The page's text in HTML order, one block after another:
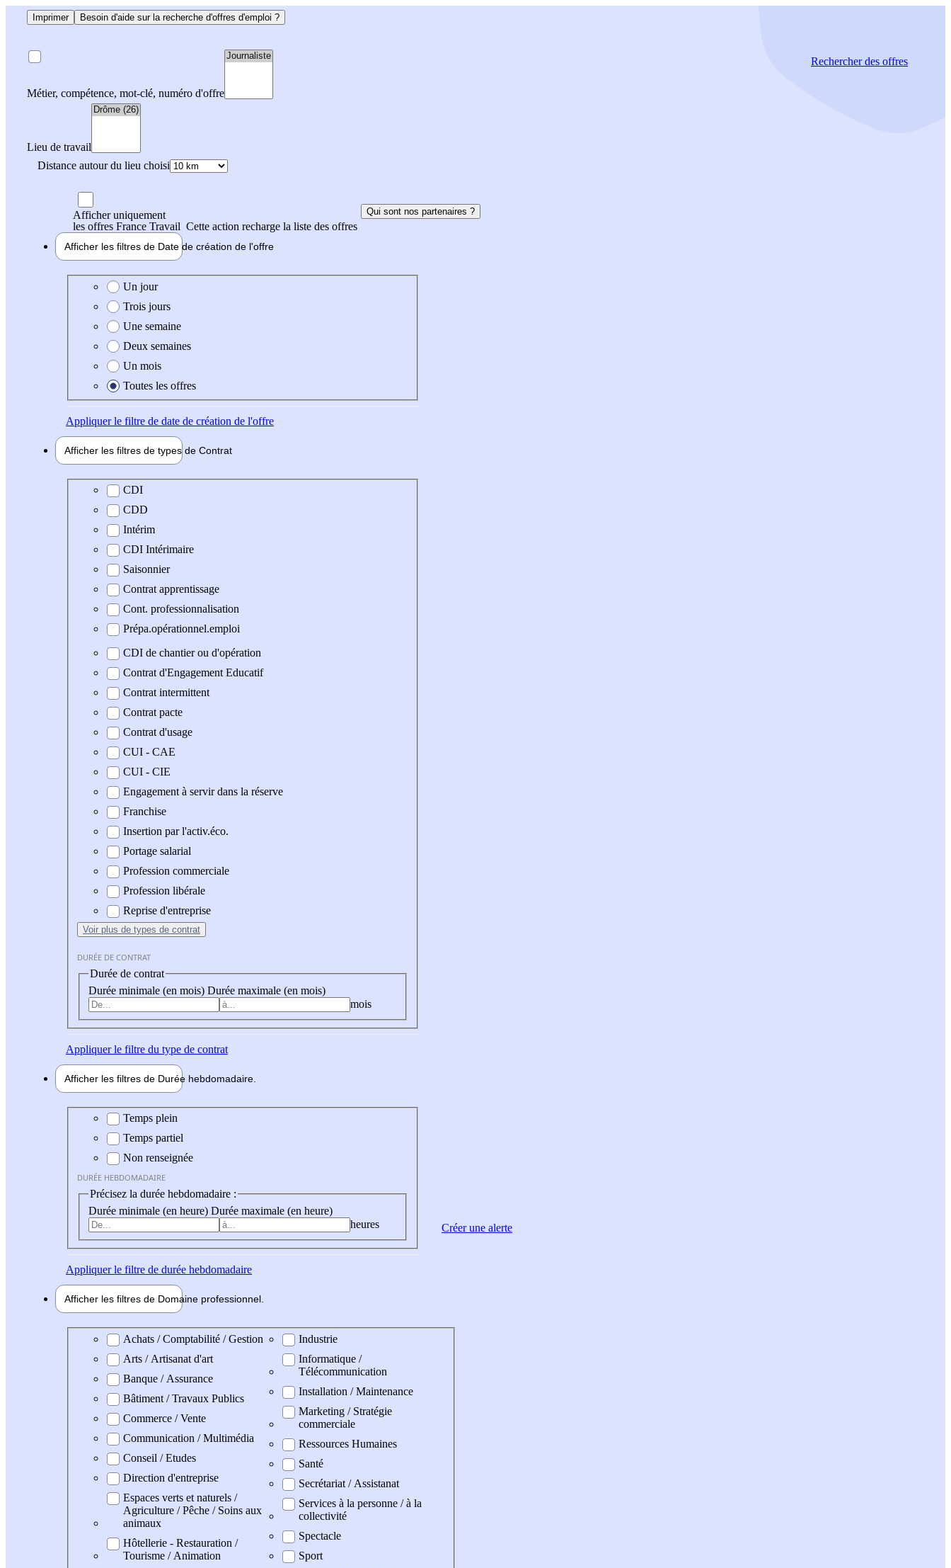
Imprimer Besoin d'aide sur la recherche d'offres d'emploi ?
Métier, compétence, mot-clé, numéro d'offre
Lieu de travail
Distance autour du lieu choisi
Rechercherdes offres
Afficher uniquement
les offres France Travail Cette action recharge la liste des offres
Qui sont nos partenaires ?
Afficher les filtres de Date de création de l'offre
Date de création de l'offre
Un jour
Trois jours
Une semaine
Deux semaines
Un mois
Toutes les offres
Appliquerle filtre de date de création de l'offre
Afficher les filtres de types de Contrat
Type de contrat
CDI
CDD
Intérim
CDI Intérimaire
Saisonnier
Contrat apprentissage
Cont. professionnalisation
Prépa.opérationnel.emploi
CDI de chantier ou d'opération
Contrat d'Engagement Educatif
Contrat intermittent
Contrat pacte
Contrat d'usage
CUI - CAE
CUI - CIE
Engagement à servir dans la réserve
Franchise
Insertion par l'activ.éco.
Portage salarial
Profession commerciale
Profession libérale
Reprise d'entreprise
Voir plus de types de contrat
DURÉE DE CONTRAT
Durée de contrat
Durée minimale (en mois) Durée maximale (en mois)
mois
Appliquerle filtre du type de contrat
Afficher les filtres de Durée hebdomadaire
Durée hebdomadaire
Temps plein
Temps partiel
Non renseignée
DURÉE HEBDOMADAIRE
Précisez la durée hebdomadaire :
Durée minimale (en heure) Durée maximale (en heure)
heures
Appliquerle filtre de durée hebdomadaire
Afficher les filtres de Domaine professionnel
Domaine professionel
Achats / Comptabilité / Gestion
Arts / Artisanat d'art
Banque / Assurance
Bâtiment / Travaux Publics
Commerce / Vente
Communication / Multimédia
Conseil / Etudes
Direction d'entreprise
Espaces verts et naturels /
Agriculture / Pêche / Soins aux
animaux
Hôtellerie - Restauration /
Tourisme / Animation
Industrie
Informatique /
Télécommunication
Installation / Maintenance
Marketing / Stratégie
commerciale
Ressources Humaines
Santé
Secrétariat / Assistanat
Services à la personne / à la
collectivité
Spectacle
Sport
Créer une alerte